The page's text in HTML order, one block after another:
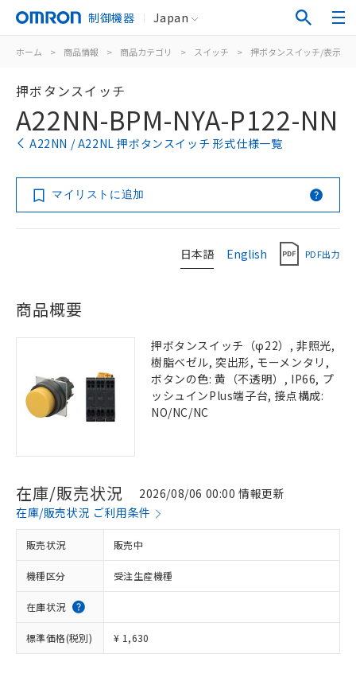
制御機器 Japan
ホーム > 商品情報 > 商品カテゴリ > スイッチ > 押ボタンスイッチ/表示灯
押ボタンスイッチ
A22NN-BPM-NYA-P122-NN
A22NN / A22NL 押ボタンスイッチ 形式仕様一覧
マイリストに追加
日本語 English PDF出力
商品概要
押ボタンスイッチ（φ22）, 非照光,
樹脂ベゼル, 突出形, モーメンタリ,
ボタンの色: 黄（不透明）, IP66, プ
ッシュインPlus端子台, 接点構成:
NO/NC/NC
在庫/販売状況
2026/08/06 00:00 情報更新
在庫/販売状況 ご利用条件
販売状況 販売中
機種区分 受注生産機種
在庫状況
標準価格(税別) ¥ 1,630